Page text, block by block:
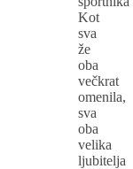
Kot
sva
že
oba
večkrat
omenila,
sva
oba
velika
ljubitelja